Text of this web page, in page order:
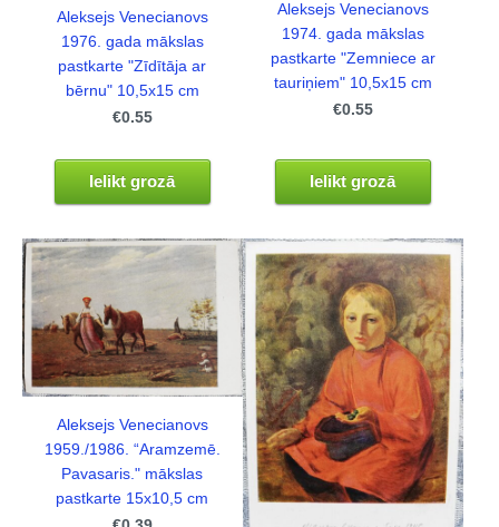
Aleksejs Venecianovs
1976. gada mākslas
pastkarte "Zīdītāja ar
bērnu" 10,5x15 cm
€0.55
Ielikt grozā
Aleksejs Venecianovs
1974. gada mākslas
pastkarte "Zemniece ar
tauriņiem" 10,5x15 cm
€0.55
Ielikt grozā
Aleksejs Venecianovs
1959./1986. “Aramzemē.
Pavasaris." mākslas
pastkarte 15x10,5 cm